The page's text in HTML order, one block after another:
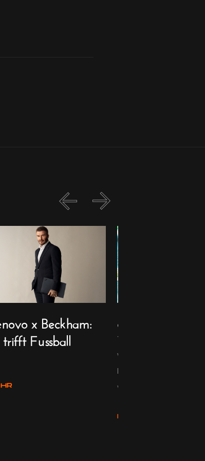
x Beckham:
Fussball
8 neue und
WhatsApp-
WhatsApp bleibt eine
beliebtesten
weltwei...
MEHR